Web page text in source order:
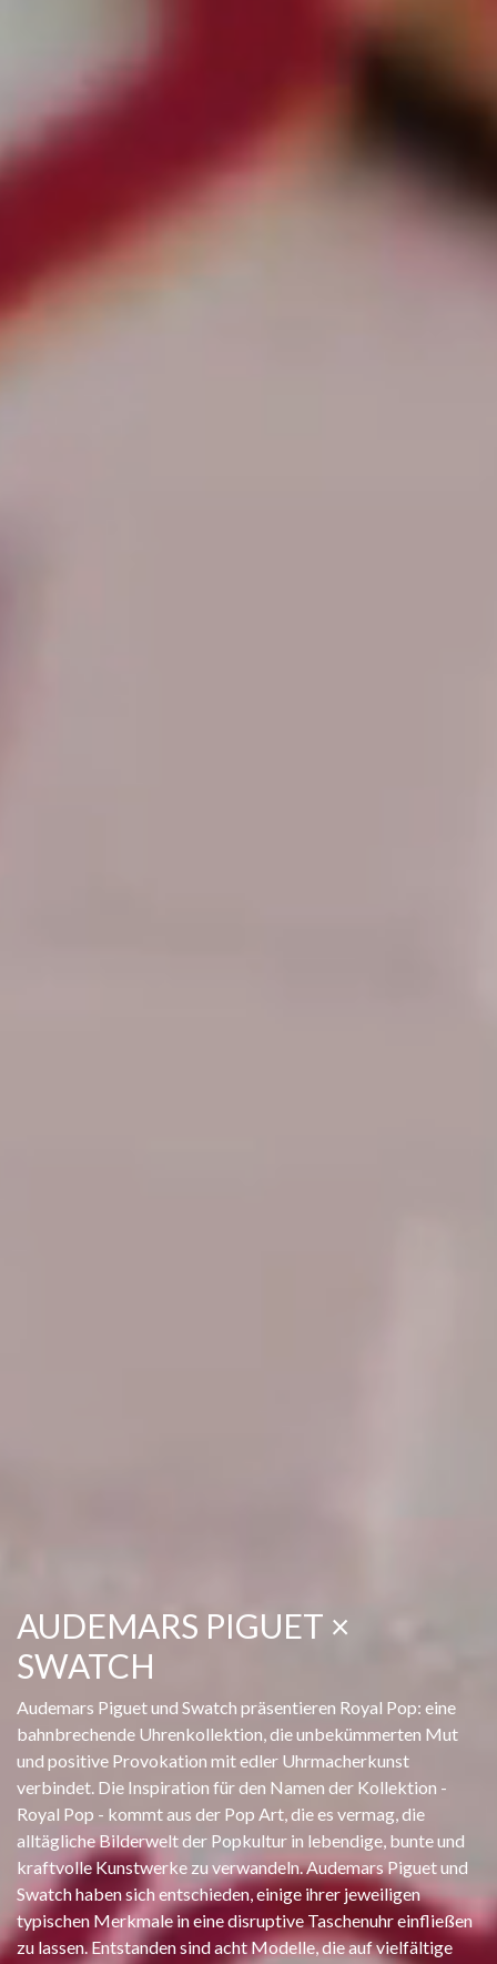
AUDEMARS PIGUET ×
SWATCH
Audemars Piguet und Swatch präsentieren Royal Pop: eine
bahnbrechende Uhrenkollektion, die unbekümmerten Mut
und positive Provokation mit edler Uhrmacherkunst
verbindet. Die Inspiration für den Namen der Kollektion -
Royal Pop - kommt aus der Pop Art, die es vermag, die
alltägliche Bilderwelt der Popkultur in lebendige, bunte und
kraftvolle Kunstwerke zu verwandeln. Audemars Piguet und
Swatch haben sich entschieden, einige ihrer jeweiligen
typischen Merkmale in eine disruptive Taschenuhr einfließen
zu lassen. Entstanden sind acht Modelle, die auf vielfältige